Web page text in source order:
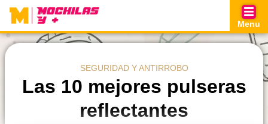
Skip
content
Menu
SEGURIDAD Y ANTIRROBO
Las 10 mejores pulseras
reflectantes